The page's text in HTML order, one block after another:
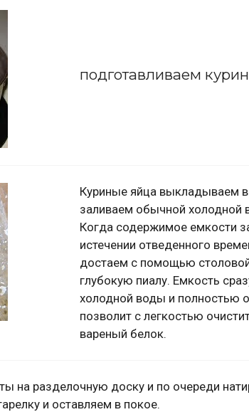
подготавливаем
Куриные яйца выкладываем
заливаем обычной холодной
Когда содержимое емкости
истечении отведенного
достаем с помощью
глубокую пиалу. Емкость
холодной воды и полностью
позволит с легкостью
вареный белок.
на разделочную доску и по очереди
и оставляем в покое.